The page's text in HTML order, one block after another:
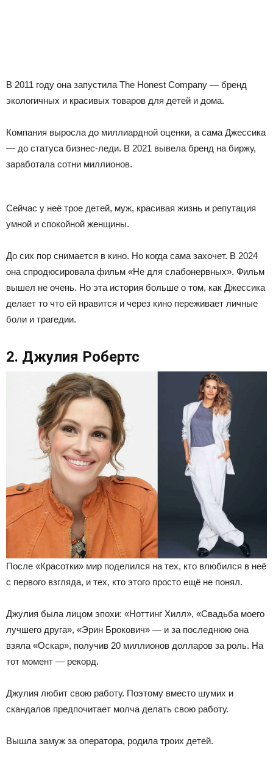
В 2011 году она запустила The Honest Company — бренд
экологичных и красивых товаров для детей и дома.
Компания выросла до миллиардной оценки, а сама Джессика
— до статуса бизнес-леди. В 2021 вывела бренд на биржу,
заработала сотни миллионов.
Сейчас у неё трое детей, муж, красивая жизнь и репутация
умной и спокойной женщины.
До сих пор снимается в кино. Но когда сама захочет. В 2024
она спродюсировала фильм «Не для слабонервных». Фильм
вышел не очень. Но эта история больше о том, как Джессика
делает то что ей нравится и через кино переживает личные
боли и трагедии.
2. Джулия Робертс
После «Красотки» мир поделился на тех, кто влюбился в неё
с первого взгляда, и тех, кто этого просто ещё не понял.
Джулия была лицом эпохи: «Ноттинг Хилл», «Свадьба моего
лучшего друга», «Эрин Брокович» — и за последнюю она
взяла «Оскар», получив 20 миллионов долларов за роль. На
тот момент — рекорд.
Джулия любит свою работу. Поэтому вместо шумих и
скандалов предпочитает молча делать свою работу.
Вышла замуж за оператора, родила троих детей.